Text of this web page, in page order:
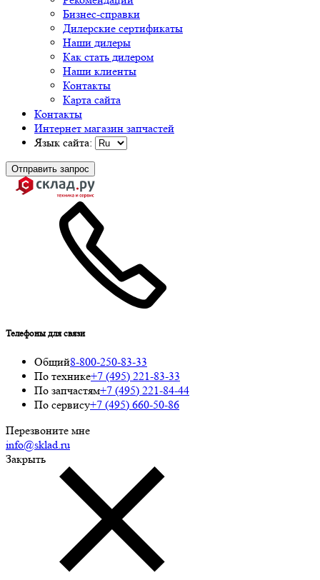
Бизнес-справки
Дилерские сертификаты
Наши дилеры
Как стать дилером
Наши клиенты
Контакты
Карта сайта
Контакты
Интернет магазин запчастей
Язык сайта:
Отправить запрос
Телефоны для связи
Общий8-800-250-83-33
По технике+7 (495) 221-83-33
По запчастям+7 (495) 221-84-44
По сервису+7 (495) 660-50-86
Перезвоните мне
info@sklad.ru
Закрыть